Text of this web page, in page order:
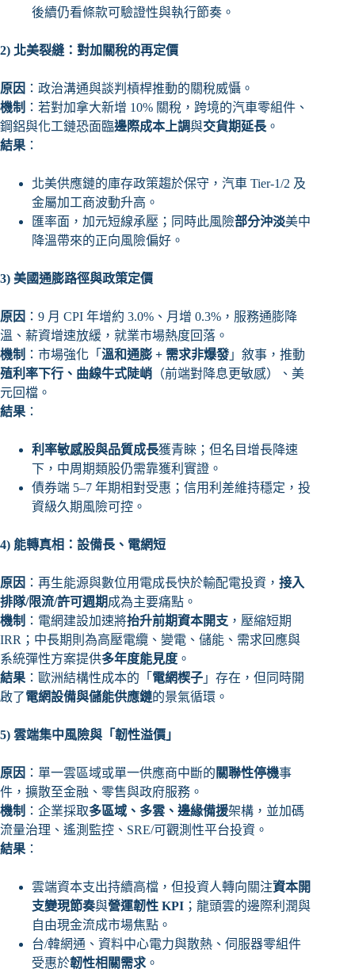
後續仍看條款可驗證性與執行節奏。
2) 北美裂縫：對加關稅的再定價
原因 ：政治溝通與談判槓桿推動的關稅威懾。
機制 ：若對加拿大新增 10% 關稅，跨境的汽車零組件、
鋼鋁與化工鏈恐面臨邊際成本上調與交貨期延長 。
結果 ：
北美供應鏈的庫存政策趨於保守，汽車 Tier-1/2 及
金屬加工商波動升高。
匯率面，加元短線承壓；同時此風險部分沖淡美中
降溫帶來的正向風險偏好。
3) 美國通膨路徑與政策定價
原因 ：9 月 CPI 年增約 3.0%、月增 0.3%，服務通膨降
溫、薪資增速放緩，就業市場熱度回落。
機制 ：市場強化「 溫和通膨 + 需求非爆發 」敘事，推動
殖利率下行、曲線牛式陡峭 （前端對降息更敏感）、美
元回檔。
結果 ：
利率敏感股與品質成長獲青睞；但名目增長降速
下，中周期類股仍需靠獲利實證。
債券端 5–7 年期相對受惠；信用利差維持穩定，投
資級久期風險可控。
4) 能轉真相：設備長、電網短
原因 ：再生能源與數位用電成長快於輸配電投資， 接入
排隊/限流/許可週期成為主要痛點。
機制 ：電網建設加速將抬升前期資本開支 ，壓縮短期
IRR；中長期則為高壓電纜、變電、儲能、需求回應與
系統彈性方案提供多年度能見度 。
結果 ：歐洲結構性成本的「 電網楔子 」存在，但同時開
啟了電網設備與儲能供應鏈的景氣循環。
5) 雲端集中風險與「韌性溢價」
原因 ：單一雲區域或單一供應商中斷的 關聯性停機事
件，擴散至金融、零售與政府服務。
機制 ：企業採取多區域、多雲、邊緣備援架構，並加碼
流量治理、遙測監控、SRE/可觀測性平台投資。
結果 ：
雲端資本支出持續高檔，但投資人轉向關注資本開
支變現節奏與營運韌性 KPI ；龍頭雲的邊際利潤與
自由現金流成市場焦點。
台/韓網通、資料中心電力與散熱、伺服器零組件
受惠於韌性相關需求 。